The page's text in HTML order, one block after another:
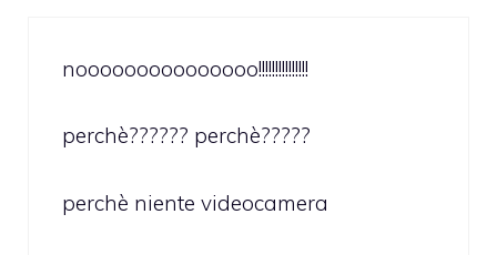
nooooooooooooooo!!!!!!!!!!!!!!!
perchè?????? perchè?????
perchè niente videocamera